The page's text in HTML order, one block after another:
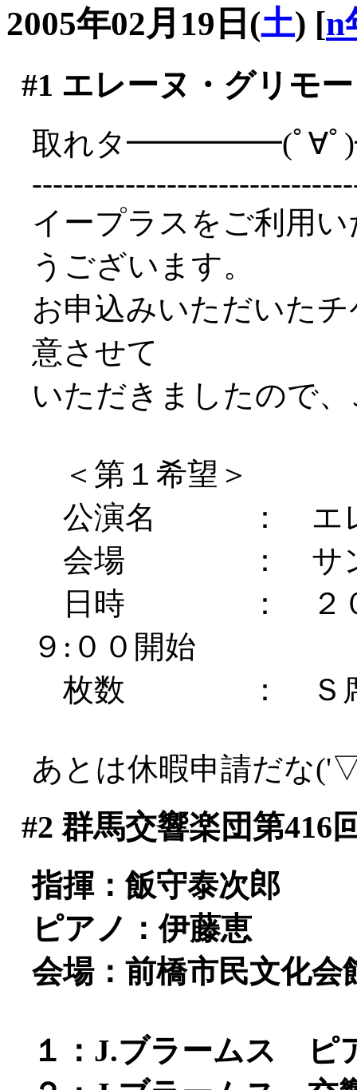
2005年02月19日(土) [n
#1 エレーヌ・グリモー
取れタ━━━━━(ﾟ
イープラスをご利用
うございます。
お申込みいただいた
意させて
いただきましたので
＜第１希望＞
公演名 ： エレー
会場 ： サント
日時 ： ２００
９:００開始
枚数 ： Ｓ席
あとは休暇申請だな
#2 群馬交響楽団第416
指揮：飯守泰次郎
ピアノ：伊藤恵
会場：前橋市民文化会
１：J.ブラームス ピ